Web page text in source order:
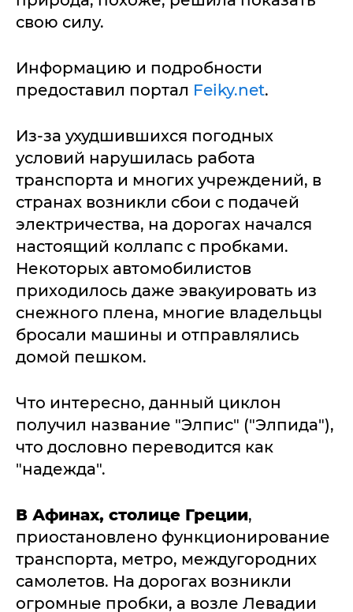
свою силу.
Информацию и подробности
предоставил портал Feiky.net.
Из-за ухудшившихся погодных
условий нарушилась работа
транспорта и многих учреждений, в
странах возникли сбои с подачей
электричества, на дорогах начался
настоящий коллапс с пробками.
Некоторых автомобилистов
приходилось даже эвакуировать из
снежного плена, многие владельцы
бросали машины и отправлялись
домой пешком.
Что интересно, данный циклон
получил название "Элпис" ("Элпида"),
что дословно переводится как
"надежда".
В Афинах, столице Греции,
приостановлено функционирование
транспорта, метро, междугородних
самолетов. На дорогах возникли
огромные пробки, а возле Левадии